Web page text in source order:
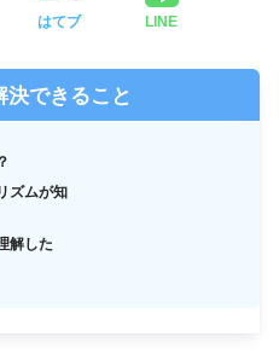
はてブ LINE
決できること
ズムが知
解した